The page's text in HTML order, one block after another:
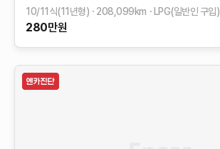
10/11식(11년형) 208,099km LPG(일반인 구입)
280만원